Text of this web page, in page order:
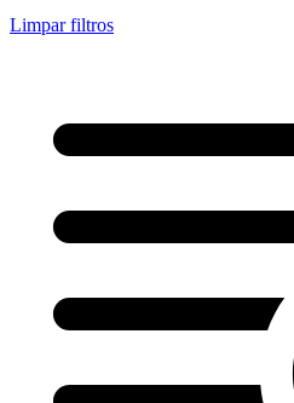
Limpar filtros